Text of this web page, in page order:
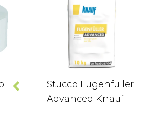
Stucco Fugenfüller
Advanced Knauf